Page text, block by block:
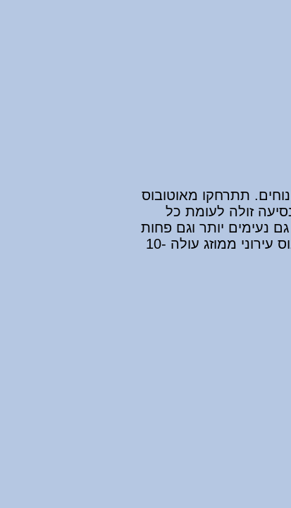
תתרחקו מאוטובוס
זולה לעומת כל
נעימים יותר וגם פחות
צפופים. הדרך המומלצת למצוא את האוטובוס הנכון היא באמצעות Google Maps. אוטובוס עירוני ממוזג עולה 10-